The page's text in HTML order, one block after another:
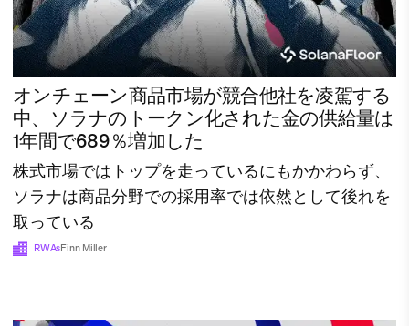
オンチェーン商品市場が競合他社を凌駕する
中、ソラナのトークン化された金の供給量は
1年間で689％増加した
株式市場ではトップを走っているにもかかわらず、
ソラナは商品分野での採用率では依然として後れを
取っている
RWAsFinn Miller